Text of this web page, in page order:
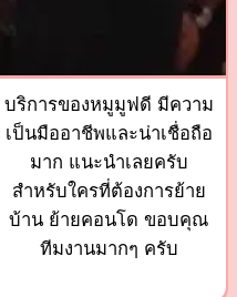
บริการของหมูมูฟดี มีความ
เป็นมืออาชีพและน่าเชื่อถือ
มาก แนะนำเลยครับ
สำหรับใครที่ต้องการย้าย
บ้าน ย้ายคอนโด ขอบคุณ
ทีมงานมากๆ ครับ